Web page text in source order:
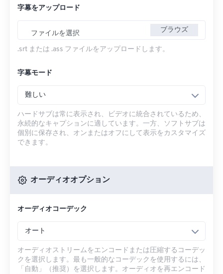
字幕をアップロード
ファイルを選択 ブラウズ
.srt または .ass ファイルをアップロードします。
字幕モード
難しい
ハードサブは常に表示され、ビデオに統合されているため、
永続的なキャプションに適しています。一方、ソフトサブは
個別に保存され、オンまたはオフにして表示をカスタマイズ
できます。
オーディオオプション
オーディオコーデック
オート
オーディオストリームをエンコードまたは圧縮するコーデッ
クを選択します。最も一般的なコーデックを使用するには、
「自動」（推奨）を選択します。オーディオを再エンコード